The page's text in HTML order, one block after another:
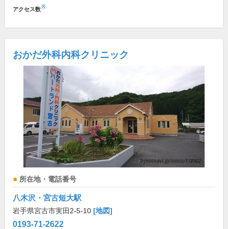
アクセス数※
おかだ外科内科クリニック
所在地・電話番号
八木沢・宮古短大駅
岩手県宮古市実田2-5-10 [地図]
0193-71-2622